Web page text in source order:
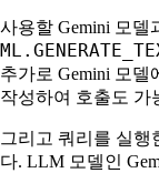
사용할 Gemini 모델
추가로 Gemini 모델
작성하여 호출도 가
그리고 쿼리를 실행
다. LLM 모델인